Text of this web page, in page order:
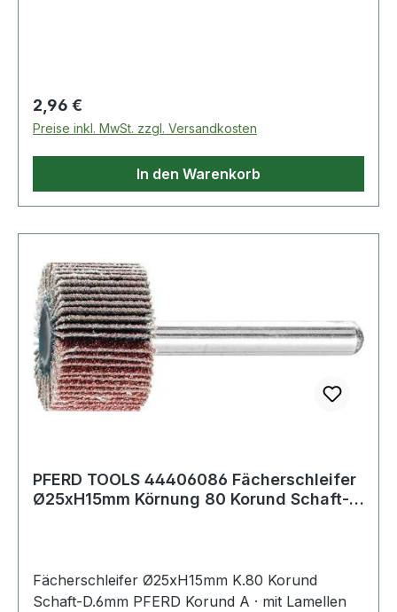
Regulärer Preis:
2,96 €
Preise inkl. MwSt. zzgl. Versandkosten
In den Warenkorb
PFERD TOOLS 44406086 Fächerschleifer
Ø25xH15mm Körnung 80 Korund Schaft-Ø
Fächerschleifer Ø25xH15mm K.80 Korund
Schaft-D.6mm PFERD Korund A · mit Lamellen